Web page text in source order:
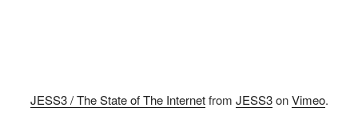
JESS3 / The State of The Internetfrom JESS3onVimeo.